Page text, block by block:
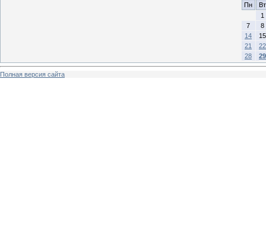
Пн
Вт
1
7
8
14
15
21
22
28
29
Полная версия сайта